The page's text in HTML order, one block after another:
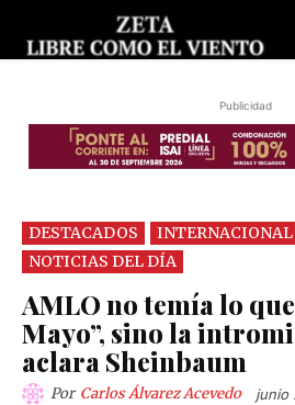
Publicidad
DESTACADOS
INTERNACIONAL
NOTICIAS DEL DÍA
AMLO no temía lo
Mayo”, sino la
aclara Sheinbaum
Por Carlos Álvarez Acevedo junio